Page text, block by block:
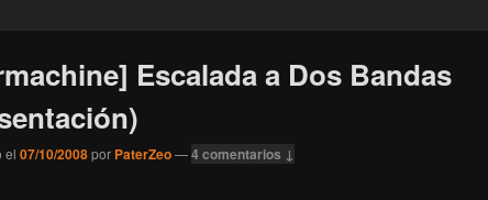
Escalada a Dos Bandas
el 07/10/2008por PaterZeo—4 comentarios ↓